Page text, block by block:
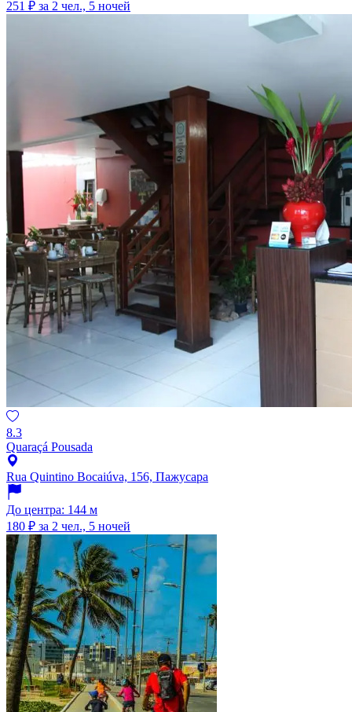
251 ₽ за 2 чел., 5 ночей
8.3
Quaraçá Pousada
Rua Quintino Bocaiúva, 156, Пажусара
До центра: 144 м
180 ₽ за 2 чел., 5 ночей